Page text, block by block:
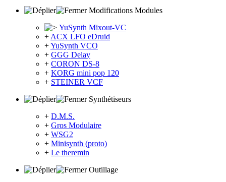
Modifications Modules
YuSynth Mixout-VC
+ ACX LFO eDruid
+YuSynth VCO
+ GGG Delay
+ CORON DS-8
+ KORG mini pop 120
+ STEINER VCF
Synthétiseurs
+ D.M.S.
+ Gros Modulaire
+ WSG2
+ Minisynth (proto)
+ Le theremin
Outillage